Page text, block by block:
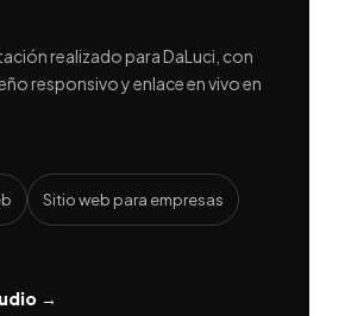
realizado para DaLuci, con
responsivo y enlace en vivo en
Sitio web para empresas
→